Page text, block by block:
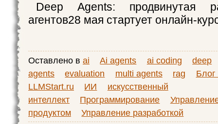
Deep Agents: продвинутая
агентов28 мая стартует онлайн-
Оставлено в ai Ai agents ai coding
deep
agents
evaluation multi agents rag
Блог
LLMStart.ru
ИИ
искусственный
интеллект
Программирование
продуктом
Управление разработкой